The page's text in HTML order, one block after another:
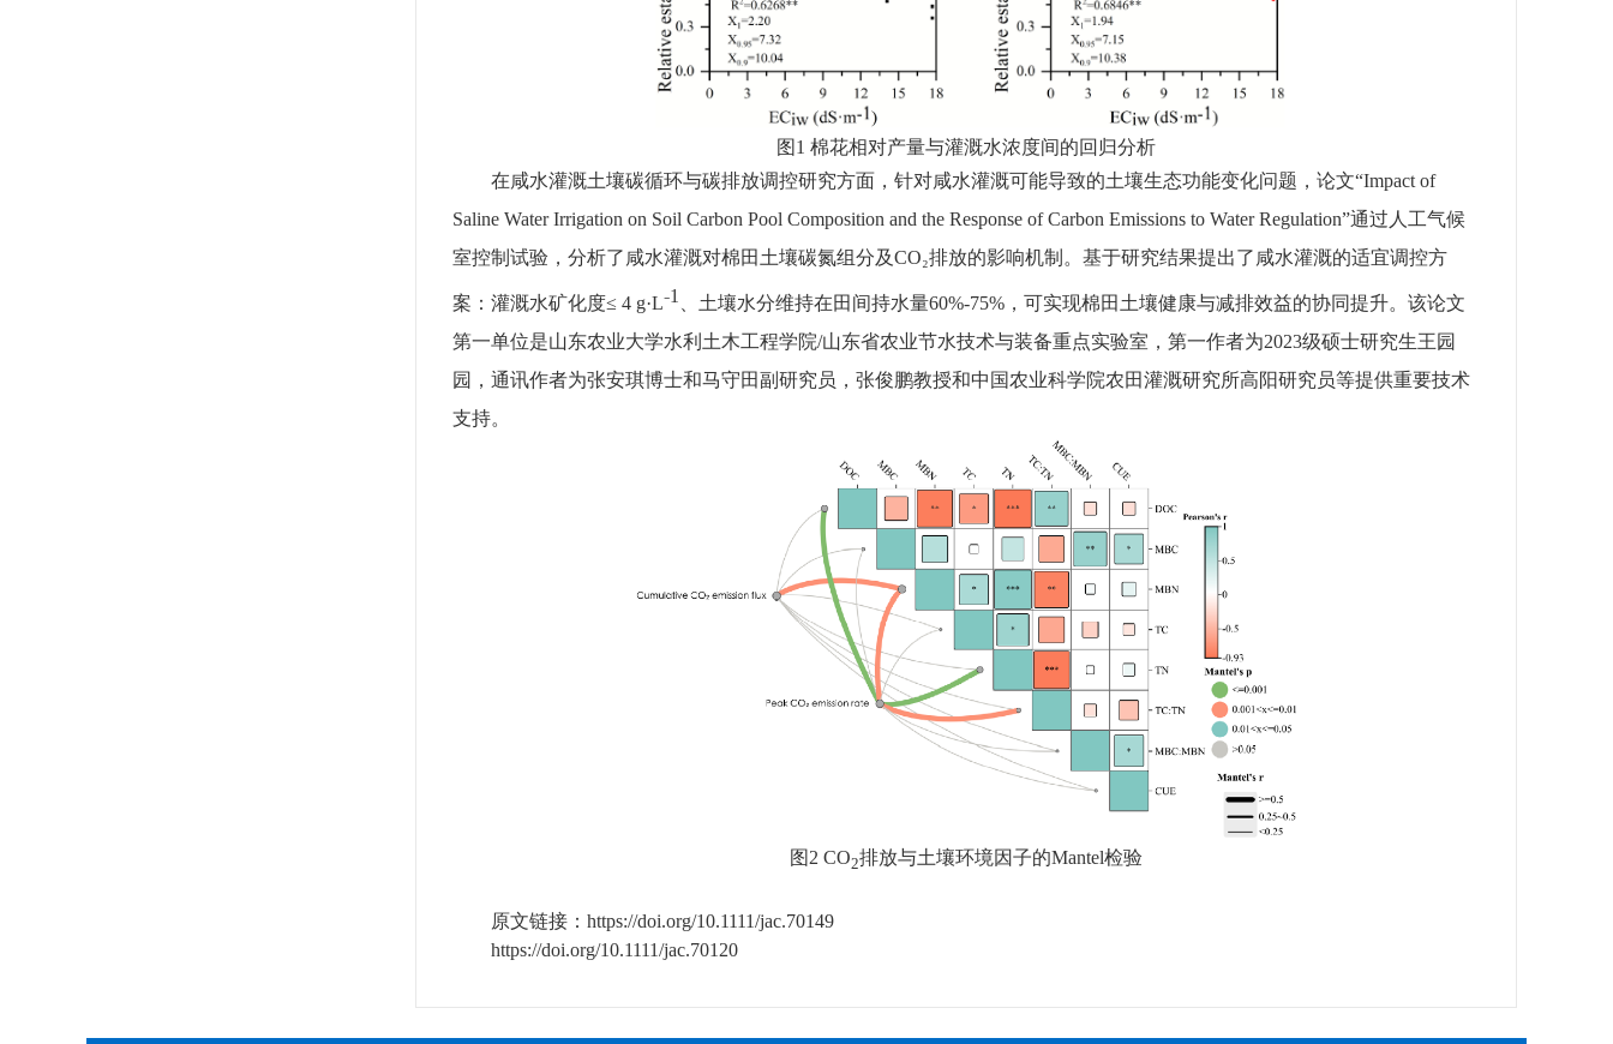
图 1 棉花相对产量与灌溉水浓度间的回归分析
在咸水灌溉土壤碳循环与碳排放调控研究方面，针对咸水灌溉可能导致的土壤生态功能变化问题，论文“Impact of
Saline Water Irrigation on Soil Carbon Pool Composition and the Response of Carbon Emissions to Water Regulation”通过人工气候
室控制试验，分析了咸水灌溉对棉田土壤碳氮组分及CO₂排放的影响机制。基于研究结果提出了咸水灌溉的适宜调控方
案：灌溉水矿化度≤ 4 g·L⁻1 、土壤水分维持在田间持水量60%-75% ，可实现棉田土壤健康与减排效益的协同提升。该论文
第一单位是山东农业大学水利土木工程学院/山东省农业节水技术与装备重点实验室，第一作者为2023级硕士研究生王园
园，通讯作者为张安琪博士和马守田副研究员，张俊鹏教授和中国农业科学院农田灌溉研究所高阳研究员等提供重要技术
支持。
图 2 CO2排放与土壤环境因子的Mantel检验
原文链接：https://doi.org/10.1111/jac.70149
https://doi.org/10.1111/jac.70120